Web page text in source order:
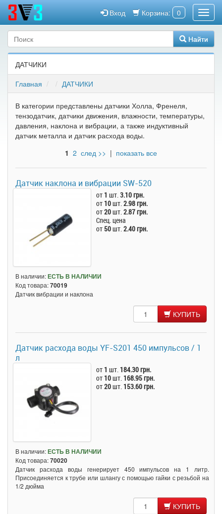
Корзина: 0
Вход
Найти
ДАТЧИКИ
Главная
ДАТЧИКИ
В категории представлены датчики Холла, Френеля,
тензодатчик, датчики движения, влажности, температуры,
давления, наклона и вибрации, а также индуктивный
датчик металла и датчик расхода воды.
1 2 след >> | показать все
Датчик наклона и вибрации SW-520
от 1 шт.3.10 грн.
от 10шт.2.98 грн.
от20шт.2.87 грн.
Спец. цена
от 50шт.2.40 грн.
В наличии:ЕСТЬ В НАЛИЧИИ
Код товара:70019
Датчик вибрации и наклона
КУПИТЬ
Датчик расхода воды YF-S201 450 импульсов / 1
л
от 1 шт. 184.30 грн.
от 10шт. 168.95 грн.
от20шт. 153.60 грн.
В наличии:ЕСТЬ В НАЛИЧИИ
Код товара:70020
Датчик расхода воды генерирует 450 импульсов на 1 литр.
Присоединяется к трубе или шлангу с помощью гайки с резьбой на
1/2 дюйма
КУПИТЬ